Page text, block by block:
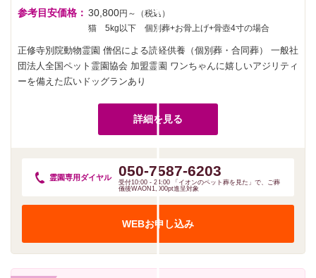
参考目安価格： 30,800円～（税込）
猫 5kg以下 個別葬+お骨上げ+骨壺4寸の場合
正修寺別院動物霊園 僧侶による読経供養（個別葬・合同葬） 一般社
団法人全国ペット霊園協会 加盟霊園 ワンちゃんに嬉しいアジリティ
ーを備えた広いドッグランあり
詳細を見る
霊園専用 ダイヤル 050-7587-6203
受付10:00 - 24:00 「イオンのペット葬を見た」で、ご葬
儀後WAON1,000pt進呈対象
WEBお申し込み